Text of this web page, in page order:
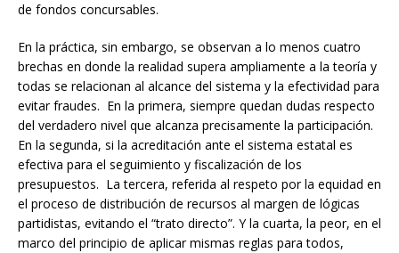
de fondos concursables.
En la práctica, sin embargo, se observan a lo menos cuatro
brechas en donde la realidad supera ampliamente a la teoría y
todas se relacionan al alcance del sistema y la efectividad para
evitar fraudes. En la primera, siempre quedan dudas respecto
del verdadero nivel que alcanza precisamente la participación.
En la segunda, si la acreditación ante el sistema estatal es
efectiva para el seguimiento y fiscalización de los
presupuestos. La tercera, referida al respeto por la equidad en
el proceso de distribución de recursos al margen de lógicas
partidistas, evitando el “trato directo”. Y la cuarta, la peor, en el
marco del principio de aplicar mismas reglas para todos,